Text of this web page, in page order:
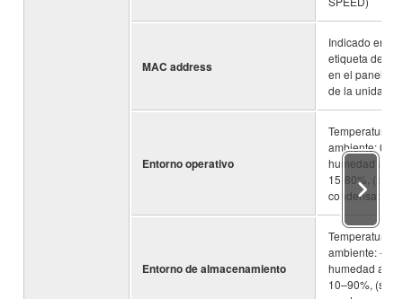
MAC address
Indicado en la
etiqueta del
en el panel
de la unidad
Entorno operativo
Temperatura
ambiente:
humedad
15-80%, (sin
condensación)
Entorno de almacenamiento
Temperatura
ambiente: -
humedad
10–90%, (sin